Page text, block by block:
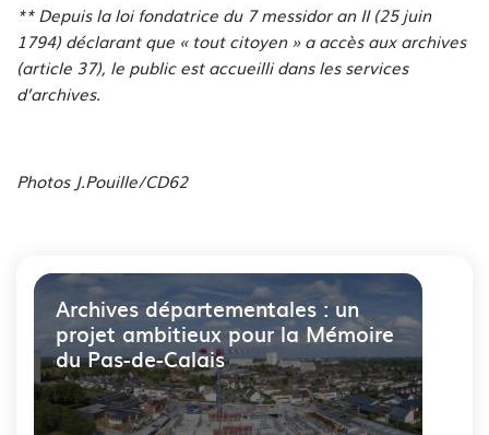
** Depuis la loi fondatrice du 7 messidor an II (25 juin
1794) déclarant que « tout citoyen » a accès aux archives
(article 37), le public est accueilli dans les services
d’archives.
Photos J.Pouille/CD62
Archives départementales : un
projet ambitieux pour la Mémoire
du Pas-de-Calais